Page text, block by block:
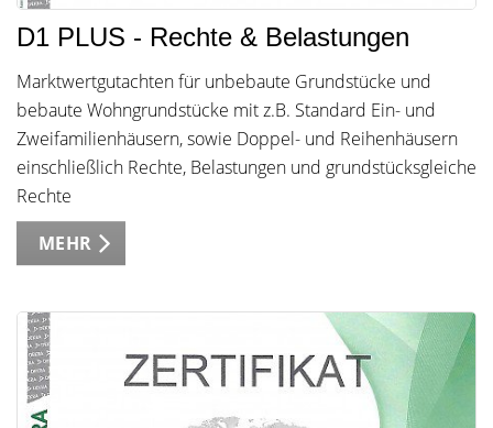
D1 PLUS - Rechte & Belastungen
Marktwertgutachten für unbebaute Grundstücke und
bebaute Wohngrundstücke mit z.B. Standard Ein- und
Zweifamilienhäusern, sowie Doppel- und Reihenhäusern
einschließlich Rechte, Belastungen und grundstücksgleiche
Rechte
MEHR